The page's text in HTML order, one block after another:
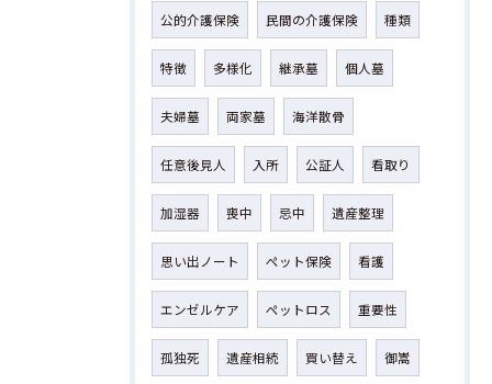
公的介護保険 民間の介護保険 種類
特徴 多様化 継承墓 個人墓
夫婦墓 両家墓 海洋散骨
任意後見人 入所 公証人 看取り
加湿器 喪中 忌中 遺産整理
思い出ノート ペット保険 看護
エンゼルケア ペットロス 重要性
孤独死 遺産相続 買い替え 御嵩